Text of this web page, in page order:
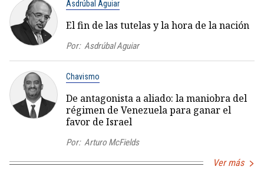
Asdrúbal Aguiar
El fin de las tutelas y la hora de la nación
Por: Asdrúbal Aguiar
Chavismo
De antagonista a aliado: la maniobra del
régimen de Venezuela para ganar el
favor de Israel
Por: Arturo McFields
Ver más